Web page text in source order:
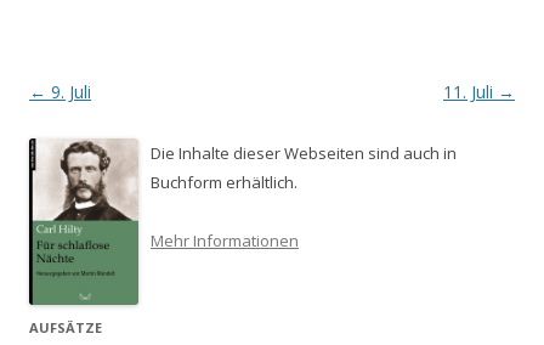
Beitrags-
← 9. Juli 11. Juli →
Die Inhalte dieser Webseiten sind auch in
Buchform erhältlich.
Mehr Informationen
AUFSÄTZE